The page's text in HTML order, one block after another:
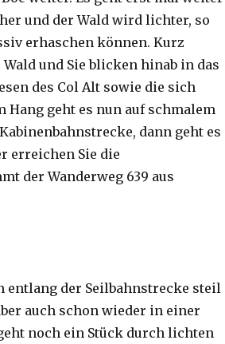
und der Wald wird lichter, so
erhaschen können. Kurz
und Sie blicken hinab in das
des Col Alt sowie die sich
Hang geht es nun auf schmalem
dann geht es
erreichen Sie die
der Wanderweg 639 aus
entlang der Seilbahnstrecke steil
auch schon wieder in einer
noch ein Stück durch lichten